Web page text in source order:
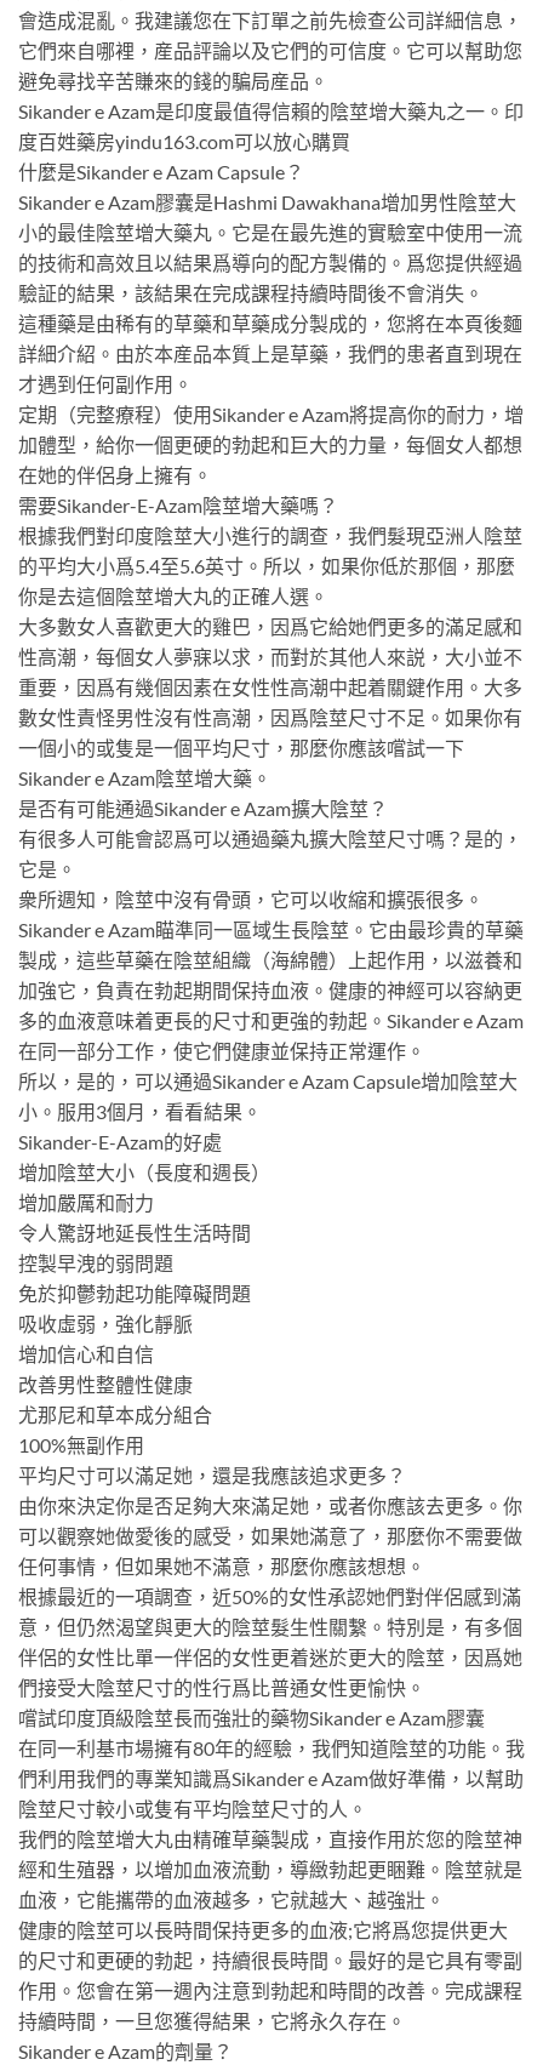
會造成混亂。我建議您在下訂單之前先檢查公司詳細信息，
它們來自哪裡，産品評論以及它們的可信度。它可以幫助您
避免尋找辛苦賺來的錢的騙局産品。
Sikander e Azam是印度最值得信賴的陰莖增大藥丸之一。印
度百姓藥房yindu163.com可以放心購買
什麼是Sikander e Azam Capsule？
Sikander e Azam膠囊是Hashmi Dawakhana增加男性陰莖大
小的最佳陰莖增大藥丸。它是在最先進的實驗室中使用一流
的技術和高效且以結果爲導向的配方製備的。爲您提供經過
驗証的結果，該結果在完成課程持續時間後不會消失。
這種藥是由稀有的草藥和草藥成分製成的，您將在本頁後麵
詳細介紹。由於本産品本質上是草藥，我們的患者直到現在
才遇到任何副作用。
定期（完整療程）使用Sikander e Azam將提高你的耐力，增
加體型，給你一個更硬的勃起和巨大的力量，每個女人都想
在她的伴侶身上擁有。
需要Sikander-E-Azam陰莖增大藥嗎？
根據我們對印度陰莖大小進行的調查，我們髮現亞洲人陰莖
的平均大小爲5.4至5.6英寸。所以，如果你低於那個，那麼
你是去這個陰莖增大丸的正確人選。
大多數女人喜歡更大的雞巴，因爲它給她們更多的滿足感和
性高潮，每個女人夢寐以求，而對於其他人來説，大小並不
重要，因爲有幾個因素在女性性高潮中起着關鍵作用。大多
數女性責怪男性沒有性高潮，因爲陰莖尺寸不足。如果你有
一個小的或隻是一個平均尺寸，那麼你應該嚐試一下
Sikander e Azam陰莖增大藥。
是否有可能通過Sikander e Azam擴大陰莖？
有很多人可能會認爲可以通過藥丸擴大陰莖尺寸嗎？是的，
它是。
衆所週知，陰莖中沒有骨頭，它可以收縮和擴張很多。
Sikander e Azam瞄準同一區域生長陰莖。它由最珍貴的草藥
製成，這些草藥在陰莖組織（海綿體）上起作用，以滋養和
加強它，負責在勃起期間保持血液。健康的神經可以容納更
多的血液意味着更長的尺寸和更強的勃起。Sikander e Azam
在同一部分工作，使它們健康並保持正常運作。
所以，是的，可以通過Sikander e Azam Capsule增加陰莖大
小。服用3個月，看看結果。
Sikander-E-Azam的好處
增加陰莖大小（長度和週長）
增加嚴厲和耐力
令人驚訝地延長性生活時間
控製早洩的弱問題
免於抑鬱勃起功能障礙問題
吸收虛弱，強化靜脈
增加信心和自信
改善男性整體性健康
尤那尼和草本成分組合
100%無副作用
平均尺寸可以滿足她，還是我應該追求更多？
由你來決定你是否足夠大來滿足她，或者你應該去更多。你
可以觀察她做愛後的感受，如果她滿意了，那麼你不需要做
任何事情，但如果她不滿意，那麼你應該想想。
根據最近的一項調查，近50%的女性承認她們對伴侶感到滿
意，但仍然渴望與更大的陰莖髮生性關繫。特別是，有多個
伴侶的女性比單一伴侶的女性更着迷於更大的陰莖，因爲她
們接受大陰莖尺寸的性行爲比普通女性更愉快。
嚐試印度頂級陰莖長而強壯的藥物Sikander e Azam膠囊
在同一利基市場擁有80年的經驗，我們知道陰莖的功能。我
們利用我們的專業知識爲Sikander e Azam做好準備，以幫助
陰莖尺寸較小或隻有平均陰莖尺寸的人。
我們的陰莖增大丸由精確草藥製成，直接作用於您的陰莖神
經和生殖器，以增加血液流動，導緻勃起更睏難。陰莖就是
血液，它能攜帶的血液越多，它就越大、越強壯。
健康的陰莖可以長時間保持更多的血液;它將爲您提供更大
的尺寸和更硬的勃起，持續很長時間。最好的是它具有零副
作用。您會在第一週內注意到勃起和時間的改善。完成課程
持續時間，一旦您獲得結果，它將永久存在。
Sikander e Azam的劑量？